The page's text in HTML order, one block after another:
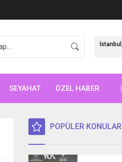
İstanbul,
SEYAHAT ÖZEL HABER
POPÜLER KONULAR